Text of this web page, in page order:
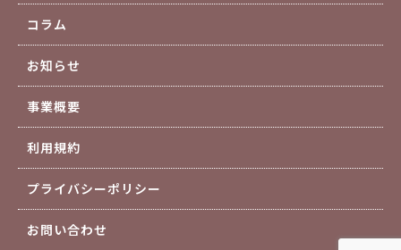
コラム
お知らせ
事業概要
利用規約
プライバシーポリシー
お問い合わせ